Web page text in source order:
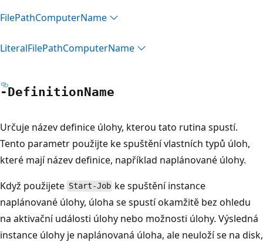
FilePathComputerName
LiteralFilePathComputerName
-DefinitionName
Určuje název definice úlohy, kterou tato rutina spustí.
Tento parametr použijte ke spuštění vlastních typů úloh,
které mají název definice, například naplánované úlohy.
Když použijete Start-Job ke spuštění instance
naplánované úlohy, úloha se spustí okamžitě bez ohledu
na aktivační události úlohy nebo možnosti úlohy. Výsledná
instance úlohy je naplánovaná úloha, ale neuloží se na disk,